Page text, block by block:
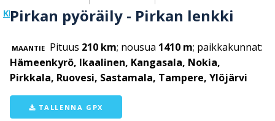
KIRJAUDU SISÄÄN Menu
Pirkan pyöräily - Pirkan lenkki
MAANTIE Pituus 210 km; nousua 1410 m; paikkakunnat:
Hämeenkyrö, Ikaalinen, Kangasala, Nokia,
Pirkkala, Ruovesi, Sastamala, Tampere, Ylöjärvi
TALLENNA GPX